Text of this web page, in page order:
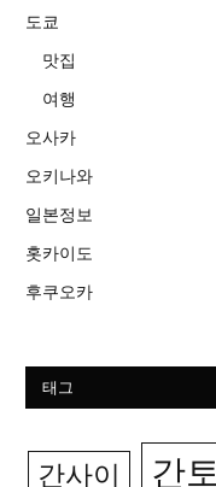
도쿄
맛집
여행
오사카
오키나와
일본정보
홋카이도
후쿠오카
태그
간사이 간토